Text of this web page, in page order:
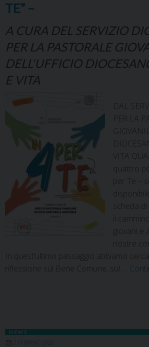
TE” –
A CURA DEL SERVIZIO
PER LA PASTORALE
DELL'UFFICIO
E VITA
DAL
PER LA
VITA
quattro
per Te –
scheda
il
giovani e
nostre
In quest’ultimo passaggio abbiamo
riflessione sul Bene Comune, sul …
NEWS
2 FEBBRAIO 2022